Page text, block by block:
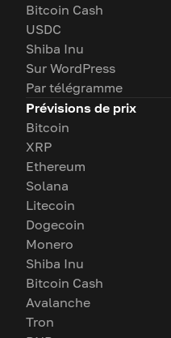
Bitcoin Cash
USDC
Shiba Inu
Sur WordPress
Par télégramme
Prévisions de prix
Bitcoin
XRP
Ethereum
Solana
Litecoin
Dogecoin
Monero
Shiba Inu
Bitcoin Cash
Avalanche
Tron